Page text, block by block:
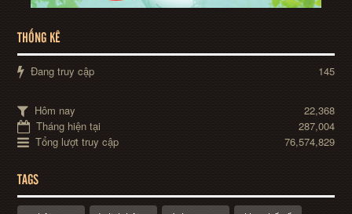
THỐNG KÊ
Đang truy cập 145
Hôm nay
22,368
Tháng hiện tại
287,004
Tổng lượt truy cập
76,574,829
TAGS